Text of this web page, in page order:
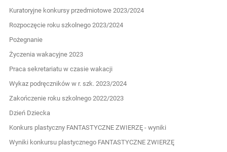
Kuratoryjne konkursy przedmiotowe 2023/2024
Rozpoczęcie roku szkolnego 2023/2024
Pożegnanie
Życzenia wakacyjne 2023
Praca sekretariatu w czasie wakacji
Wykaz podręczników w r. szk. 2023/2024
Zakończenie roku szkolnego 2022/2023
Dzień Dziecka
Konkurs plastyczny FANTASTYCZNE ZWIERZĘ - wyniki
Wyniki konkursu plastycznego FANTASTYCZNE ZWIERZĘ